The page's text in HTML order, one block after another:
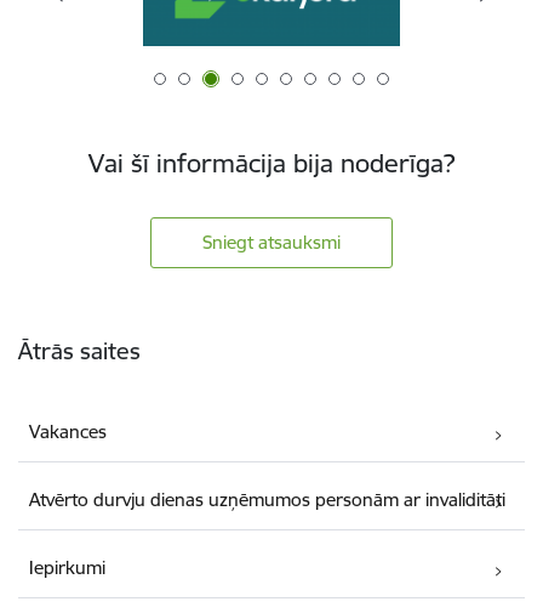
Vai šī informācija bija noderīga?
Sniegt atsauksmi
Ātrās saites
Vakances
Atvērto durvju dienas uzņēmumos personām ar invaliditāti
Iepirkumi